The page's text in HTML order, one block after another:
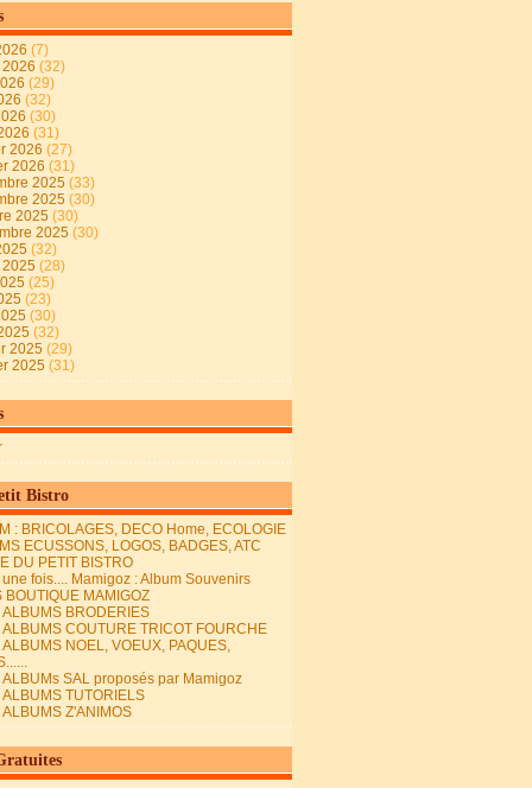
(7)
(32)
(29)
(32)
(30)
(31)
2026 (27)
2026 (31)
2025 (33)
2025 (30)
2025 (30)
2025 (30)
(32)
(28)
(25)
(23)
(30)
(32)
2025 (29)
2025 (31)
Bistro
: BRICOLAGES, DECO Home, ECOLOGIE
ECUSSONS, LOGOS, BADGES, ATC
DU PETIT BISTRO
fois.... Mamigoz : Album Souvenirs
BOUTIQUE MAMIGOZ
ALBUMS BRODERIES
ALBUMS COUTURE TRICOT FOURCHE
ALBUMS NOEL, VOEUX, PAQUES,
ALBUMs SAL proposés par Mamigoz
ALBUMS TUTORIELS
ALBUMS Z'ANIMOS